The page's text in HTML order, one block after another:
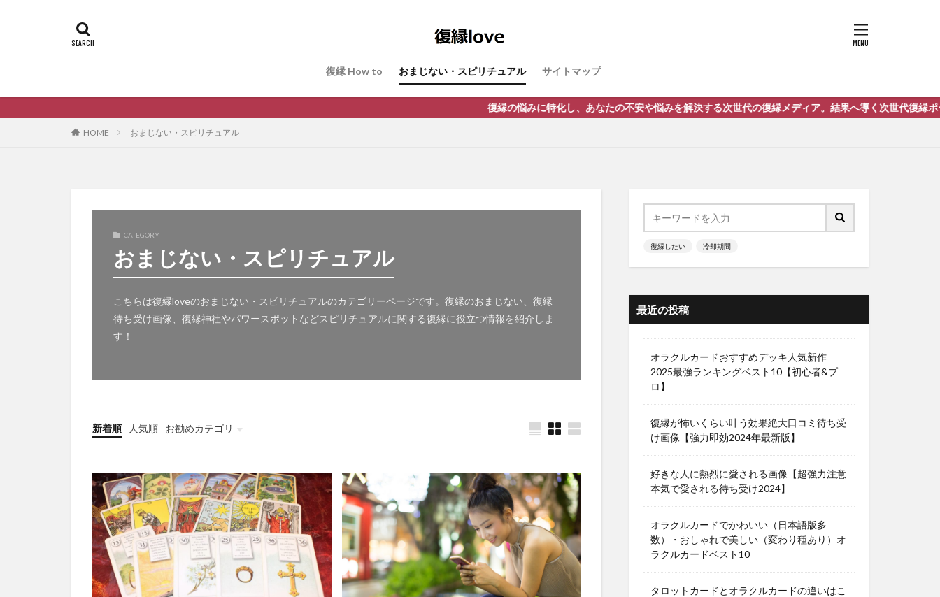
復縁 How to おまじない・スピリチュアル サイトマップ
復縁の悩みに特化し、あなたの不安や悩みを解決する次世代の復縁メディア。結果へ導く次世代復縁ポータルサイト「復縁love」で
HOME おまじない・スピリチュアル
CATEGORY
おまじない・スピリチュアル
こちらは復縁loveのおまじない・スピリチュアルのカテゴリーページです。復縁のおまじない、復縁
待ち受け画像、復縁神社やパワースポットなどスピリチュアルに関する復縁に役立つ情報を紹介しま
す！
新着順 人気順
お勧めカテゴリ
未分類
復縁したい 冷却期間
最近の投稿
オラクルカードおすすめデッキ人気新作
2025最強ランキングベスト10【初心者&プ
ロ】
復縁が怖いくらい叶う効果絶大口コミ待ち受
け画像【強力即効2024年最新版】
好きな人に熱烈に愛される画像【超強力注意
本気で愛される待ち受け2024】
オラクルカードでかわいい（日本語版多
数）・おしゃれで美しい（変わり種あり）オ
ラクルカードベスト10
タロットカードとオラクルカードの違いはこ